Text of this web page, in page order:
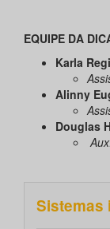
EQUIPE DA
Karla
Alinny
Douglas
Sistemas